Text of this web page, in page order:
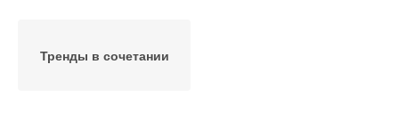
Тренды в сочетании